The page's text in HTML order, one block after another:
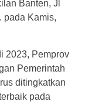
Banten, Jl
pada Kamis,
2023, Pemprov
Pemerintah
ditingkatkan
pada